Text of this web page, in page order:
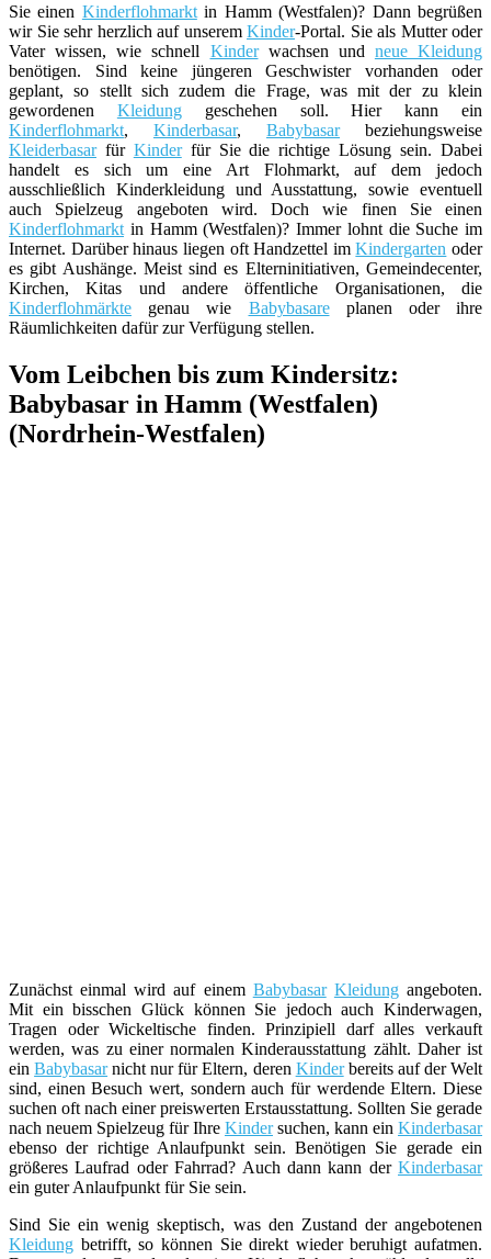
Sie einen Kinderflohmarktin Hamm (Westfalen)? Dann begrüßen
wir Sie sehr herzlich auf unserem Kinder-Portal. Sie als Mutter oder
Vater wissen, wie schnell Kinderwachsen und neue Kleidung
benötigen. Sind keine jüngeren Geschwister vorhanden oder
geplant, so stellt sich zudem die Frage, was mit der zu klein
gewordenen Kleidunggeschehen soll. Hier kann ein
Kinderflohmarkt, Kinderbasar, Babybasarbeziehungsweise
Kleiderbasarfür Kinderfür Sie die richtige Lösung sein. Dabei
handelt es sich um eine Art Flohmarkt, auf dem jedoch
ausschließlich Kinderkleidung und Ausstattung, sowie eventuell
auch Spielzeug angeboten wird. Doch wie finen Sie einen
Kinderflohmarkt in Hamm (Westfalen)? Immer lohnt die Suche im
Internet. Darüber hinaus liegen oft Handzettel imKindergarten oder
es gibt Aushänge. Meist sind es Elterninitiativen, Gemeindecenter,
Kirchen, Kitas und andere öffentliche Organisationen, die
Kinderflohmärkte genau wie Babybasareplanen oder ihre
Räumlichkeiten dafür zur Verfügung stellen.
Vom Leibchen bis zum Kindersitz:
Babybasar in Hamm (Westfalen)
(Nordrhein-Westfalen)
Zunächst einmal wird auf einem Babybasar Kleidungangeboten.
Mit ein bisschen Glück können Sie jedoch auch Kinderwagen,
Tragen oder Wickeltische finden. Prinzipiell darf alles verkauft
werden, was zu einer normalen Kinderausstattung zählt. Daher ist
einBabybasarnicht nur für Eltern, deren Kinderbereits auf der Welt
sind, einen Besuch wert, sondern auch für werdende Eltern. Diese
suchen oft nach einer preiswerten Erstausstattung. Sollten Sie gerade
nach neuem Spielzeug für Ihre Kindersuchen, kann ein Kinderbasar
ebenso der richtige Anlaufpunkt sein. Benötigen Sie gerade ein
größeres Laufrad oder Fahrrad? Auch dann kann der Kinderbasar
ein guter Anlaufpunkt für Sie sein.
Sind Sie ein wenig skeptisch, was den Zustand der angebotenen
Kleidung betrifft, so können Sie direkt wieder beruhigt aufatmen.